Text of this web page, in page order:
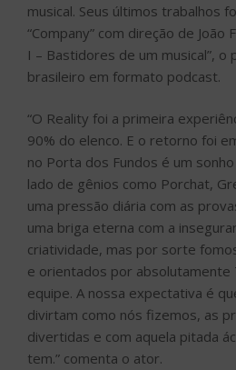
musical. Seus últimos trabalhos
“Company” com direção de João
I – Bastidores de um musical”, o
brasileiro em formato podcast.
“O Reality foi a primeira
90% do elenco. E o retorno foi
no Porta dos Fundos é um
lado de gênios como Porchat,
uma pressão diária com as
uma briga eterna com a
criatividade, mas por sorte
e orientados por absolutamente
equipe. A nossa expectativa é
divirtam como nós fizemos, as
divertidas e com aquela pitada
tem.” comenta o ator.